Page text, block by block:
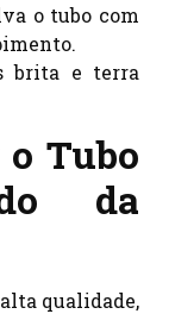
o tubo com
brita e terra
Tubo
da
qualidade,